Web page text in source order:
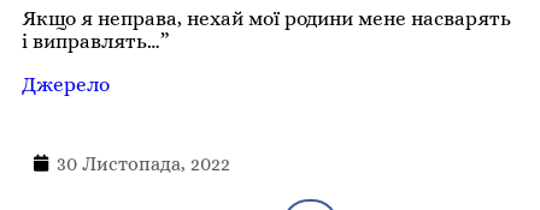
Якщо я неправа, нехай мої родини мене насварять
і виправлять…”
Джерело
30 Листопада, 2022